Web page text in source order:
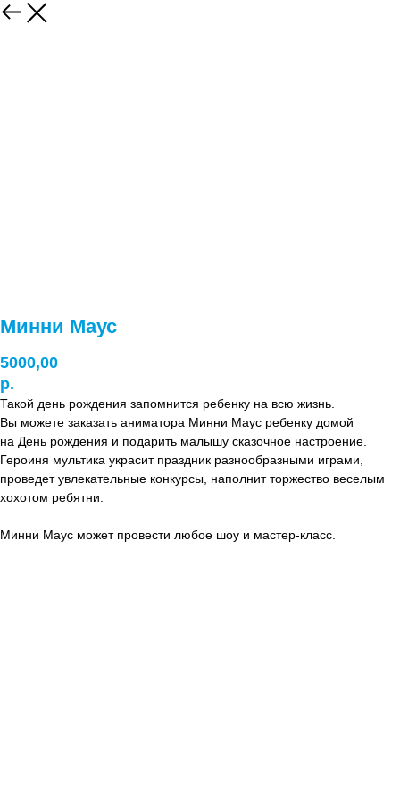
Минни Маус
5000,00
р.
Такой день рождения запомнится ребенку на всю жизнь.
Вы можете заказать аниматора Минни Маус ребенку домой
на День рождения и подарить малышу сказочное настроение.
Героиня мультика украсит праздник разнообразными играми,
проведет увлекательные конкурсы, наполнит торжество веселым
хохотом ребятни.
Минни Маус может провести любое шоу и мастер-класс.